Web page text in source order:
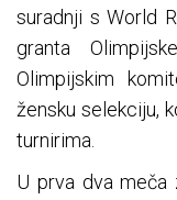
suradnji s World
granta
Olimpijskim
žensku selekciju,
turnirima.
U prva dva meča